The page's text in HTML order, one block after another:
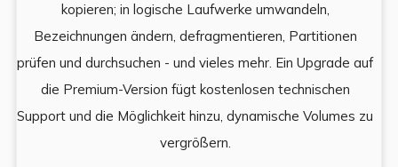
kopieren; in logische Laufwerke umwandeln,
Bezeichnungen ändern, defragmentieren, Partitionen
prüfen und durchsuchen - und vieles mehr. Ein Upgrade auf
die Premium-Version fügt kostenlosen technischen
Support und die Möglichkeit hinzu, dynamische Volumes zu
vergrößern.